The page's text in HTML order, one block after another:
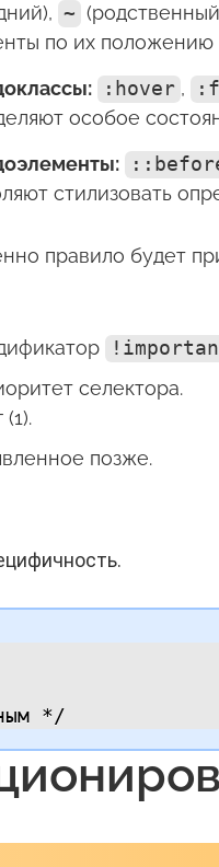
~
по их положению
:hover ,
особое
стилизовать
правило будет
селектора.
позже.
*/